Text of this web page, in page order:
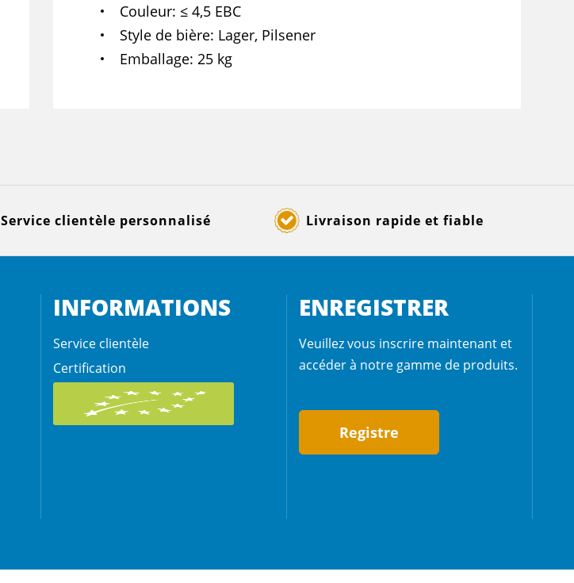
Couleur ≤ 4,5 EBC
Style de bière Lager, Pilsener
Emballage 25 kg
Service clientèle personnalisé Livraison rapide et fiable
INFORMATIONS
Service clientèle
Certification
ENREGISTRER
Veuillez vous inscrire maintenant et
accéder à notre gamme de produits.
Registre